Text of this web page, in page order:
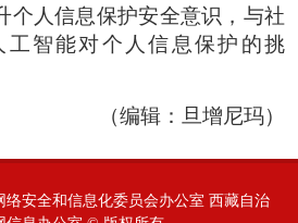
个人信息保护安全意识，与社
工智能对个人信息保护的挑
（编辑：旦增尼玛）
安全和信息化委员会办公室 西藏自治